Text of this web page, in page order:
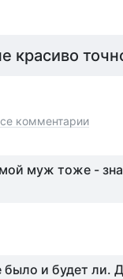
красиво
комментарии
муж тоже -
и будет ли.